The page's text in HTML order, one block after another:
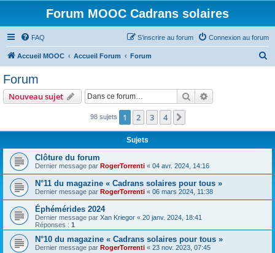
Forum MOOC Cadrans solaires
FAQ Connexion au forum
S’inscrire au forum
Accueil MOOC Accueil Forum Forum
e
Forum
Nouveau sujet Rechercher
98 sujets 1 2 3 4
Sujets
Clôture du forum
Dernier message par RogerTorrenti « 04 avr. 2024, 14:16
N°11 du magazine « Cadrans solaires pour tous »
Dernier message par RogerTorrenti « 06 mars 2024, 11:38
Éphémérides 2024
Dernier message par Xan Kriegor « 20 janv. 2024, 18:41
Réponses : 1
N°10 du magazine « Cadrans solaires pour tous »
Dernier message par RogerTorrenti « 23 nov. 2023, 07:45